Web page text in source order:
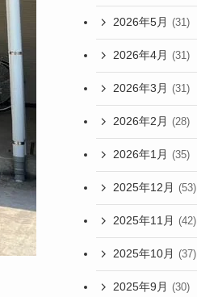
2026年5月 (31)
2026年4月 (31)
2026年3月 (31)
2026年2月 (28)
2026年1月 (35)
2025年12月 (53)
2025年11月 (42)
2025年10月 (37)
2025年9月 (30)